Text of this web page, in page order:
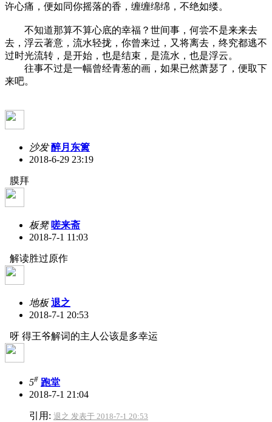
许心痛，便如同你摇落的香，缠缠绵绵，不绝如缕。
不知道那算不算心底的幸福？世间事，何尝不是来来去
去，浮云著意，流水轻拢，你曾来过，又将离去，终究都逃不
过时光流转，是开始，也是结束，是流水，也是浮云。
往事不过是一幅曾经青葱的画，如果已然萧瑟了，便取下
来吧。
沙发 醉月东篱
2018-6-29 23:19
膜拜
板凳 嗟来斋
2018-7-1 11:03
解读胜过原作
地板 退之
2018-7-1 20:53
呀 得王爷解词的主人公该是多幸运
5# 跑堂
2018-7-1 21:04
引用: 退之 发表于 2018-7-1 20:53